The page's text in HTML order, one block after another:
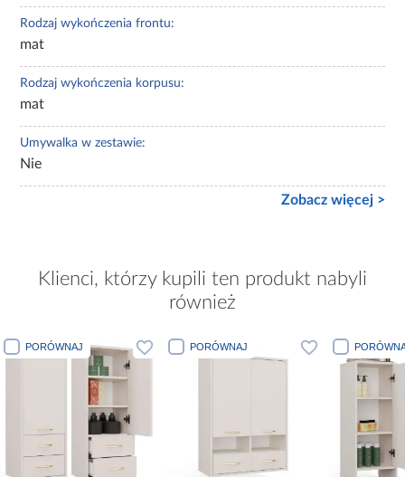
Rodzaj wykończenia frontu:
mat
Rodzaj wykończenia korpusu:
mat
Umywalka w zestawie:
Nie
Zobacz więcej >
Klienci, którzy kupili ten produkt nabyli
również
PORÓWNAJ PORÓWNAJ